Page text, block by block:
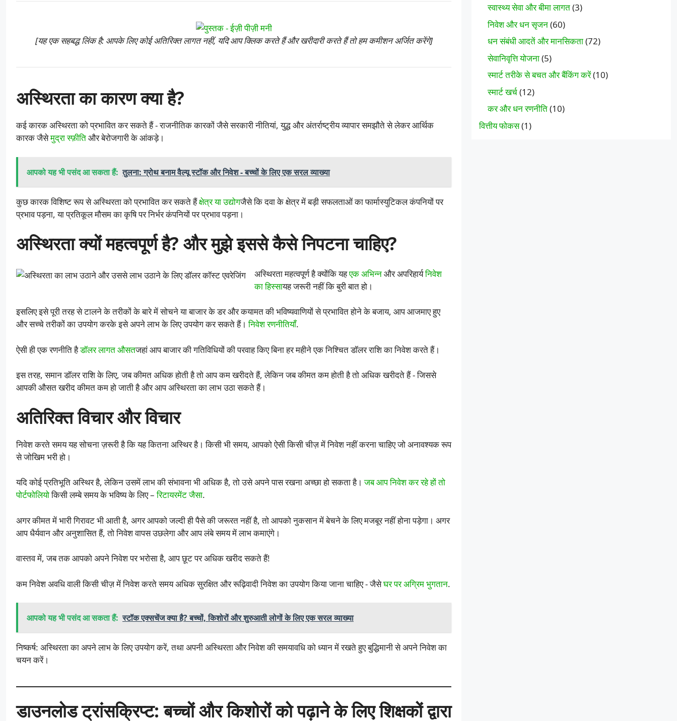
[यह एक सहबद्ध लिंक है: आपके लिए कोई अतिरिक्त लागत नहीं, यदि आप क्लिक करते हैं और खरीदारी करते हैं तो हम कमीशन अर्जित करेंगे]
अस्थिरता का कारण क्या है?
कई कारक अस्थिरता को प्रभावित कर सकते हैं - राजनीतिक कारकों जैसे सरकारी नीतियां, युद्ध और अंतर्राष्ट्रीय व्यापार समझौते से लेकर आर्थिक
कारक जैसेमुद्रा स्फ़ीतिऔर बेरोजगारी के आंकड़े।
आपको यह भी पसंद आ सकता हैं: तुलना: ग्रोथ बनाम वैल्यू स्टॉक और निवेश - बच्चों के लिए एक सरल व्याख्या
कुछ कारक विशिष्ट रूप से अस्थिरता को प्रभावित कर सकते हैंक्षेत्र या उद्योगजैसे कि दवा के क्षेत्र में बड़ी सफलताओं का फार्मास्युटिकल कंपनियों पर
प्रभाव पड़ना, या प्रतिकूल मौसम का कृषि पर निर्भर कंपनियों पर प्रभाव पड़ना।
अस्थिरता क्यों महत्वपूर्ण है? और मुझे इससे कैसे निपटना चाहिए?
अस्थिरता महत्वपूर्ण है क्योंकि यहएक अभिन्नऔर अपरिहार्यनिवेश
का हिस्सायह जरूरी नहीं कि बुरी बात हो।
इसलिए इसे पूरी तरह से टालने के तरीकों के बारे में सोचने या बाजार के डर और कयामत की भविष्यवाणियों से प्रभावित होने के बजाय, आप आजमाए हुए
और सच्चे तरीकों का उपयोग करके इसे अपने लाभ के लिए उपयोग कर सकते हैं।निवेश रणनीतियाँ.
ऐसी ही एक रणनीति हैडॉलर लागत औसतजहां आप बाजार की गतिविधियों की परवाह किए बिना हर महीने एक निश्चित डॉलर राशि का निवेश करते हैं।
इस तरह, समान डॉलर राशि के लिए, जब कीमत अधिक होती है तो आप कम खरीदते हैं, लेकिन जब कीमत कम होती है तो अधिक खरीदते हैं - जिससे
आपकी औसत खरीद कीमत कम हो जाती है और आप अस्थिरता का लाभ उठा सकते हैं।
अतिरिक्त विचार और विचार
निवेश करते समय यह सोचना ज़रूरी है कि यह कितना अस्थिर है। किसी भी समय, आपको ऐसी किसी चीज़ में निवेश नहीं करना चाहिए जो अनावश्यक रूप
से जोखिम भरी हो।
यदि कोई प्रतिभूति अस्थिर है, लेकिन उसमें लाभ की संभावना भी अधिक है, तो उसे अपने पास रखना अच्छा हो सकता है।जब आप निवेश कर रहे हों तो
पोर्टफोलियोकिसी लम्बे समय के भविष्य के लिए –रिटायरमेंट जैसा.
अगर कीमत में भारी गिरावट भी आती है, अगर आपको जल्दी ही पैसे की जरूरत नहीं है, तो आपको नुकसान में बेचने के लिए मजबूर नहीं होना पड़ेगा। अगर
आप धैर्यवान और अनुशासित हैं, तो निवेश वापस उछलेगा और आप लंबे समय में लाभ कमाएंगे।
वास्तव में, जब तक आपको अपने निवेश पर भरोसा है, आप छूट पर अधिक खरीद सकते हैं!
कम निवेश अवधि वाली किसी चीज़ में निवेश करते समय अधिक सुरक्षित और रूढ़िवादी निवेश का उपयोग किया जाना चाहिए - जैसेघर पर अग्रिम भुगतान.
आपको यह भी पसंद आ सकता हैं: स्टॉक एक्सचेंज क्या है? बच्चों, किशोरों और शुरुआती लोगों के लिए एक सरल व्याख्या
निष्कर्ष: अस्थिरता का अपने लाभ के लिए उपयोग करें, तथा अपनी अस्थिरता और निवेश की समयावधि को ध्यान में रखते हुए बुद्धिमानी से अपने निवेश का
चयन करें।
डाउनलोड ट्रांसक्रिप्ट: बच्चों और किशोरों को पढ़ाने के लिए शिक्षकों द्वारा
स्वास्थ्य सेवा और बीमा लागत(3)
निवेश और धन सृजन(60)
धन संबंधी आदतें और मानसिकता(72)
सेवानिवृत्ति योजना(5)
स्मार्ट तरीके से बचत और बैंकिंग करें(10)
स्मार्ट खर्च(12)
कर और धन रणनीति(10)
वित्तीय फोकस(1)